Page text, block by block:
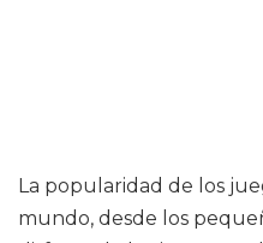
La popularidad de los
mundo, desde los